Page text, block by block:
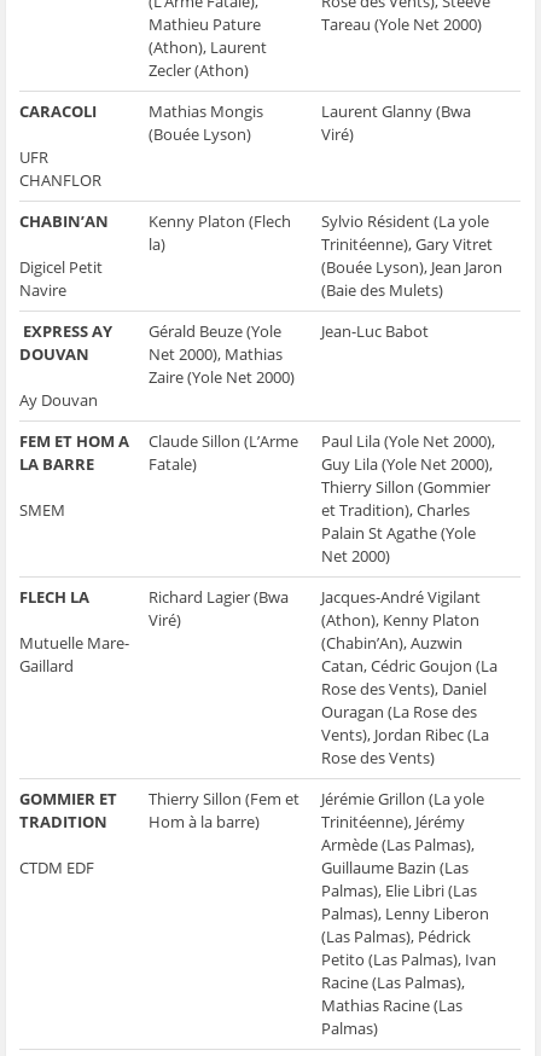
Mathieu Pature
(Athon), Laurent
Zecler (Athon)
Tareau (Yole Net 2000)
CARACOLI
UFR
CHANFLOR
Mathias Mongis
(Bouée Lyson)
Laurent Glanny (Bwa
Viré)
CHABIN’AN
Digicel Petit
Navire
Kenny Platon (Flech
la)
Sylvio Résident (La yole
Trinitéenne), Gary Vitret
(Bouée Lyson), Jean Jaron
(Baie des Mulets)
EXPRESS AY
DOUVAN
Ay Douvan
Gérald Beuze (Yole
Net 2000), Mathias
Zaire (Yole Net 2000)
Jean-Luc Babot
FEM ET HOM A
LA BARRE
SMEM
Claude Sillon (L’Arme
Fatale)
Paul Lila (Yole Net 2000),
Guy Lila (Yole Net 2000),
Thierry Sillon (Gommier
et Tradition), Charles
Palain St Agathe (Yole
Net 2000)
FLECH LA
Mutuelle Mare-
Gaillard
Richard Lagier (Bwa
Viré)
Jacques-André Vigilant
(Athon), Kenny Platon
(Chabin’An), Auzwin
Catan, Cédric Goujon (La
Rose des Vents), Daniel
Ouragan (La Rose des
Vents), Jordan Ribec (La
Rose des Vents)
GOMMIER ET
TRADITION
CTDM EDF
Thierry Sillon (Fem et
Hom à la barre)
Jérémie Grillon (La yole
Trinitéenne), Jérémy
Armède (Las Palmas),
Guillaume Bazin (Las
Palmas), Elie Libri (Las
Palmas), Lenny Liberon
(Las Palmas), Pédrick
Petito (Las Palmas), Ivan
Racine (Las Palmas),
Mathias Racine (Las
Palmas)